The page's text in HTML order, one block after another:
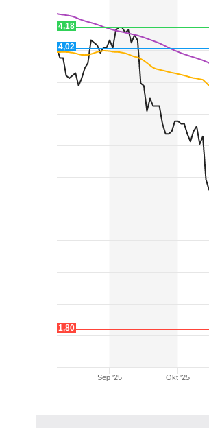
Mein B:O
Mein Konto
Folgen Sie uns
Sep '25 Okt '25
4,02
1,80
4,18